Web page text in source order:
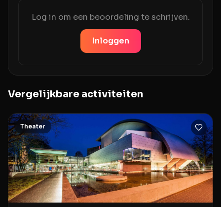
Log in om een beoordeling te schrijven.
Inloggen
Vergelijkbare activiteiten
Theater